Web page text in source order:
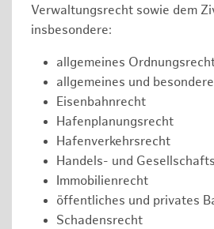
Verwaltungsrecht sowie dem
insbesondere:
allgemeines
allgemeines und
Eisenbahnrecht
Hafenplanungsrecht
Hafenverkehrsrecht
Handels- und
Immobilienrecht
öffentliches und privates
Schadensrecht